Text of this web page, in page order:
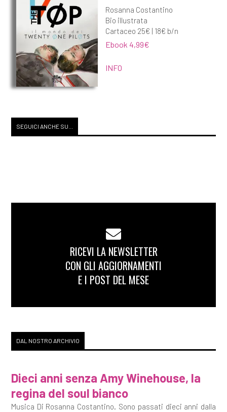
Rosanna Costantino
Bio illustrata
Cartaceo 25€ | 18€ b/n
Ebook 4,99€
INFO
SEGUICI ANCHE SU...
RICEVI LA NEWSLETTER
CON GLI AGGIORNAMENTI
E I POST DEL MESE
DAL NOSTRO ARCHIVIO
Dieci anni senza Amy Winehouse, la
regina del soul bianco
Musica Di Rosanna Costantino. Sono passati dieci anni dalla